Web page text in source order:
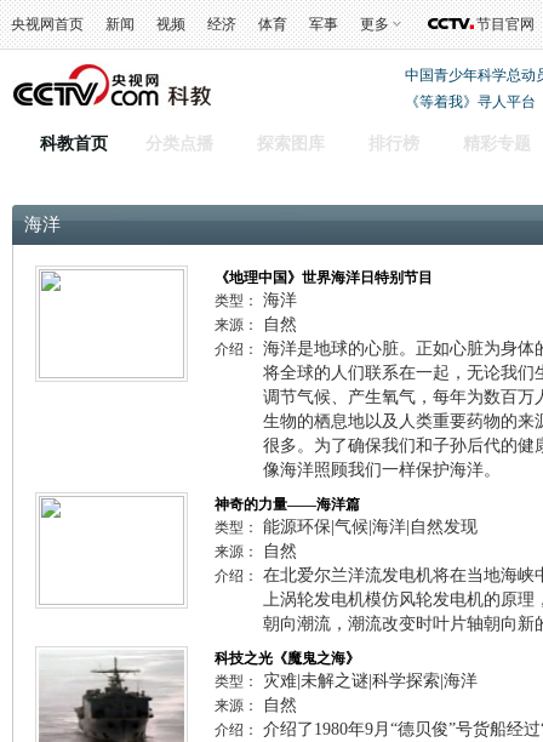
央视网首页 新闻 视频 经济 体育 军事 更多 节目官网
中国青少年科学总动
《等着我》寻人平台
科教首页 分类点播 探索图库 排行榜 精彩专题
海洋
《地理中国》世界海洋日特别节目
类型：
海洋
来源： 自然
介绍：
海洋是地球的心脏。正如心脏为身体
将全球的人们联系在一起，无论我们
调节气候、产生氧气，每年为数百万
生物的栖息地以及人类重要药物的来
很多。为了确保我们和子孙后代的健
像海洋照顾我们一样保护海洋。
神奇的力量——海洋篇
类型：
能源环保|气候|海洋|自然发现
来源： 自然
介绍：
在北爱尔兰洋流发电机将在当地海峡
上涡轮发电机模仿风轮发电机的原理
朝向潮流，潮流改变时叶片轴朝向新
科技之光《魔鬼之海》
类型：
灾难|未解之谜|科学探索|海洋
来源： 自然
介绍：
介绍了1980年9月“德贝俊”号货船经